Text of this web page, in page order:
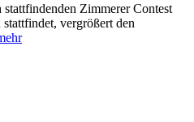
Zimmerer Contest
vergrößert den